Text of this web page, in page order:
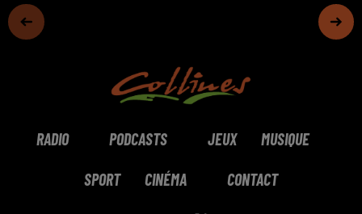
RADIO PODCASTS JEUX MUSIQUE
SPORT CINÉMA CONTACT